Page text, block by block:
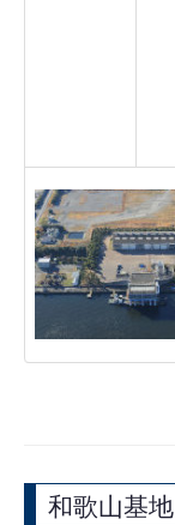
和歌山基地